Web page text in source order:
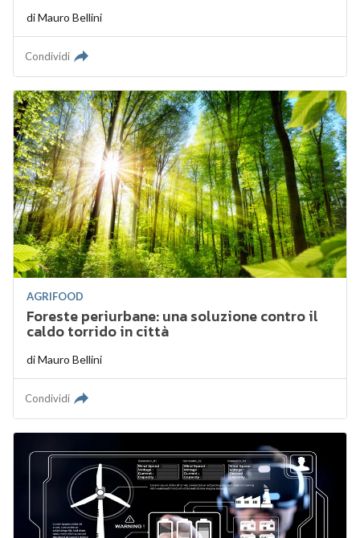
diMauro Bellini
Condividi
AGRIFOOD
Foreste periurbane: una soluzione contro il
caldo torrido in città
diMauro Bellini
Condividi